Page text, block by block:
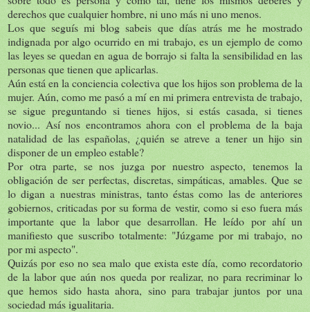
derechos que cualquier hombre, ni uno más ni uno menos.
Los que seguís mi blog sabeis que días atrás me he mostrado
indignada por algo ocurrido en mi trabajo, es un ejemplo de como
las leyes se quedan en agua de borrajo si falta la sensibilidad en las
personas que tienen que aplicarlas.
Aún está en la conciencia colectiva que los hijos son problema de la
mujer. Aún, como me pasó a mí en mi primera entrevista de trabajo,
se sigue preguntando si tienes hijos, si estás casada, si tienes
novio... Así nos encontramos ahora con el problema de la baja
natalidad de las españolas, ¿quién se atreve a tener un hijo sin
disponer de un empleo estable?
Por otra parte, se nos juzga por nuestro aspecto, tenemos la
obligación de ser perfectas, discretas, simpáticas, amables. Que se
lo digan a nuestras ministras, tanto éstas como las de anteriores
gobiernos, criticadas por su forma de vestir, como si eso fuera más
importante que la labor que desarrollan. He leído por ahí un
manifiesto que suscribo totalmente: "Júzgame por mi trabajo, no
por mi aspecto".
Quizás por eso no sea malo que exista este día, como recordatorio
de la labor que aún nos queda por realizar, no para recriminar lo
que hemos sido hasta ahora, sino para trabajar juntos por una
sociedad más igualitaria.